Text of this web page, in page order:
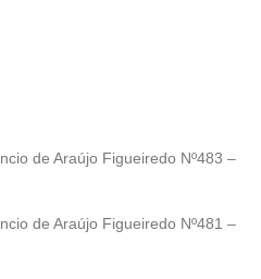
de Araújo Figueiredo Nº483 –
de Araújo Figueiredo Nº481 –